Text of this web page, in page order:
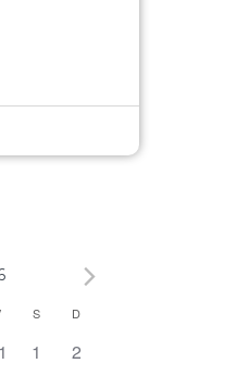
S D
0 eventos,
1 0 eventos,
2